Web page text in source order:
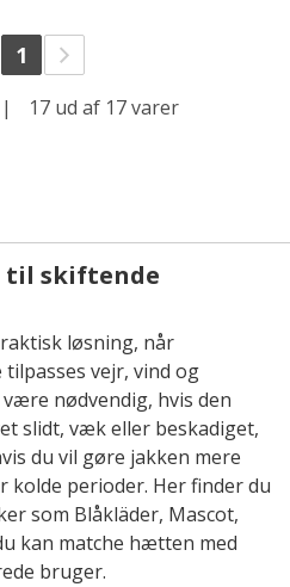
1
| 17 ud af 17 varer
skiftende
løsning, når
vejr, vind og
nødvendig, hvis den
slidt, væk eller beskadiget,
du vil gøre jakken mere
perioder. Her finder du
som Blåkläder, Mascot,
kan matche hætten med
bruger.